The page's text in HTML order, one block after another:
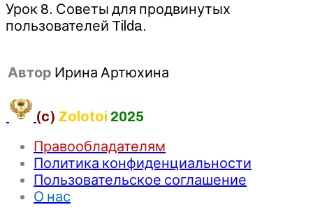
Урок 8. Советы для продвинутых
пользователей Tilda.
Автор Ирина Артюхина
(c) Zolotoi 2025
Правообладателям
Политика конфиденциальности
Пользовательское соглашение
О нас